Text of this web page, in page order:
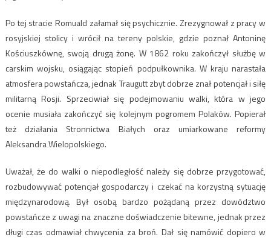
Po tej stracie Romuald załamał się psychicznie. Zrezygnował z pracy w
rosyjskiej stolicy i wrócił na tereny polskie, gdzie poznał Antoninę
Kościuszkównę, swoją drugą żonę. W 1862 roku zakończył służbę w
carskim wojsku, osiągając stopień podpułkownika. W kraju narastała
atmosfera powstańcza, jednak Traugutt zbyt dobrze znał potencjał i siłę
militarną Rosji. Sprzeciwiał się podejmowaniu walki, która w jego
ocenie musiała zakończyć się kolejnym pogromem Polaków. Popierał
też działania Stronnictwa Białych oraz umiarkowane reformy
Aleksandra Wielopolskiego.
Uważał, że do walki o niepodległość należy się dobrze przygotować,
rozbudowywać potencjał gospodarczy i czekać na korzystną sytuację
międzynarodową. Był osobą bardzo pożądaną przez dowództwo
powstańcze z uwagi na znaczne doświadczenie bitewne, jednak przez
długi czas odmawiał chwycenia za broń. Dał się namówić dopiero w